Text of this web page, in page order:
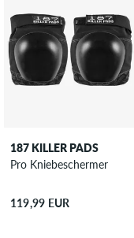
187 KILLER PADS
Pro Kniebeschermer
119,99 EUR